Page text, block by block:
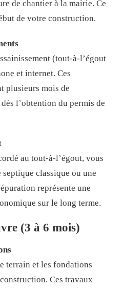
de chantier à la mairie. Ce
de votre construction.
(tout-à-l’égout
et internet. Ces
plusieurs mois de
l’obtention du permis de
au tout-à-l’égout, vous
classique ou une
représente une
sur le long terme.
(3 à 6 mois)
terrain et les fondations
Ces travaux